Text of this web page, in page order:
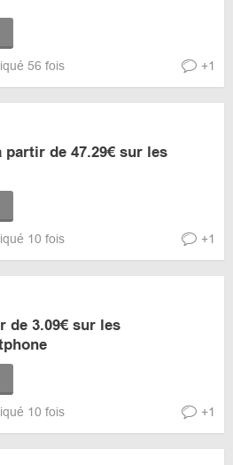
56 fois +1
de 47.29€ sur les
10 fois +1
de 3.09€ sur les
10 fois +1